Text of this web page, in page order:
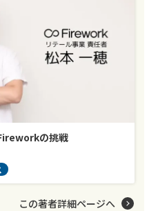
の挑戦
この著者詳細ページへ